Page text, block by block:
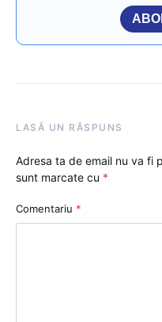
LASĂ UN RĂSPUNS
Adresa ta de email nu va fi
sunt marcate cu *
Comentariu *